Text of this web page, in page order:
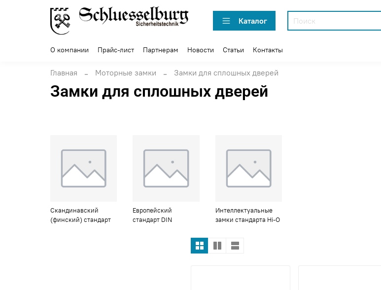
Каталог
О компании Прайс-лист Партнерам Новости Статьи Контакты
Главная Моторные замки Замки для сплошных дверей
Замки для сплошных дверей
Скандинавский
(финский) стандарт
Европейский
стандарт DIN
Интеллектуальные
замки стандарта Hi-O